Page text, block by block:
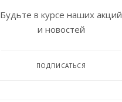
Будьте в курсе наших акций
и новостей
ПОДПИСАТЬСЯ